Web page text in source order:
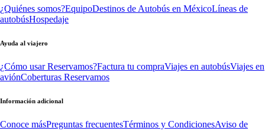
¿Quiénes somos?EquipoDestinos de Autobús en MéxicoLíneas de
autobúsHospedaje
Ayuda al viajero
¿Cómo usar Reservamos?Factura tu compraViajes en autobúsViajes en
aviónCoberturas Reservamos
Información adicional
Conoce másPreguntas frecuentesTérminos y CondicionesAviso de